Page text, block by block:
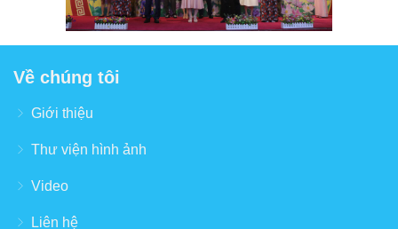
Về chúng tôi
Giới thiệu
Thư viện hình ảnh
Video
Liên hệ